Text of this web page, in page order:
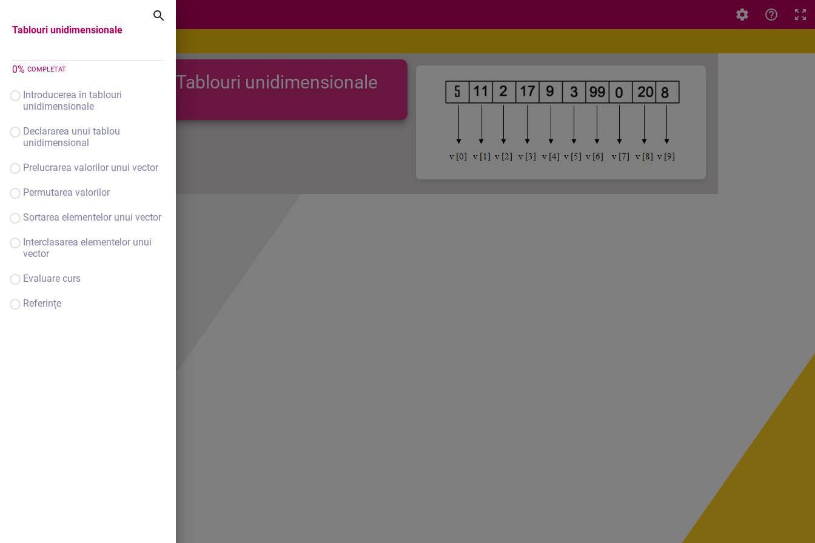
Tablouri unidimensionale
0% COMPLETAT
Introducerea în tablouri
unidimensionale
Declararea unui tablou
unidimensional
Prelucrarea valorilor unui vector
Permutarea valorilor
Sortarea elementelor unui vector
Interclasarea elementelor unui
vector
Evaluare curs
Referințe
Tablouri unidimensionale